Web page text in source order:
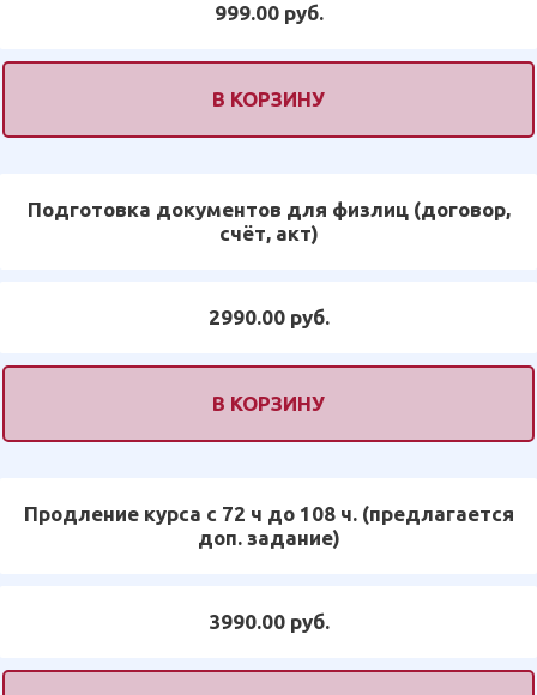
999.00 руб.
В КОРЗИНУ
Подготовка документов для физлиц (договор,
счёт, акт)
2990.00 руб.
В КОРЗИНУ
Продление курса с 72 ч до 108 ч. (предлагается
доп. задание)
3990.00 руб.